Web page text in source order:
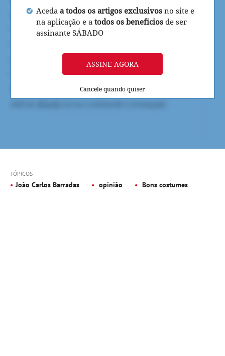
Aceda a todos os artigos exclusivos no site e
na aplicação e a todos os beneficios de ser
assinante SÁBADO
ASSINE AGORA
Cancele quando quiser
TÓPICOS
João Carlos Barradas opinião Bons costumes